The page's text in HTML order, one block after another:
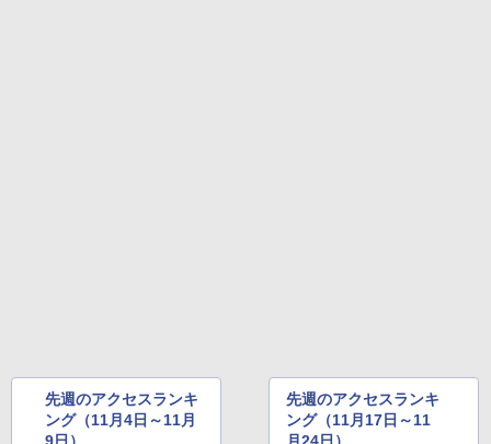
先週のアクセスランキ
ング（11月4日～11月
先週のアクセスランキ
ング（11月17日～11